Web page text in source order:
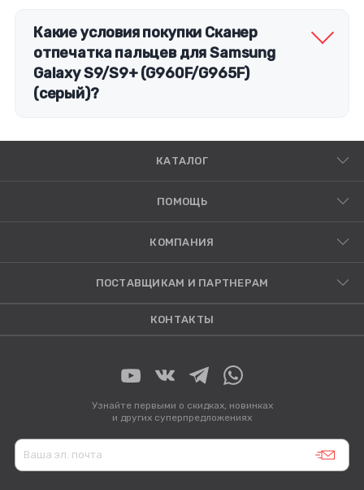
Какие условия покупки Сканер
отпечатка пальцев для Samsung
Galaxy S9/S9+ (G960F/G965F)
(серый)?
КАТАЛОГ
ПОМОЩЬ
КОМПАНИЯ
ПОСТАВЩИКАМ И ПАРТНЕРАМ
КОНТАКТЫ
Узнайте первыми о скидках, новинках
и других суперпредложениях